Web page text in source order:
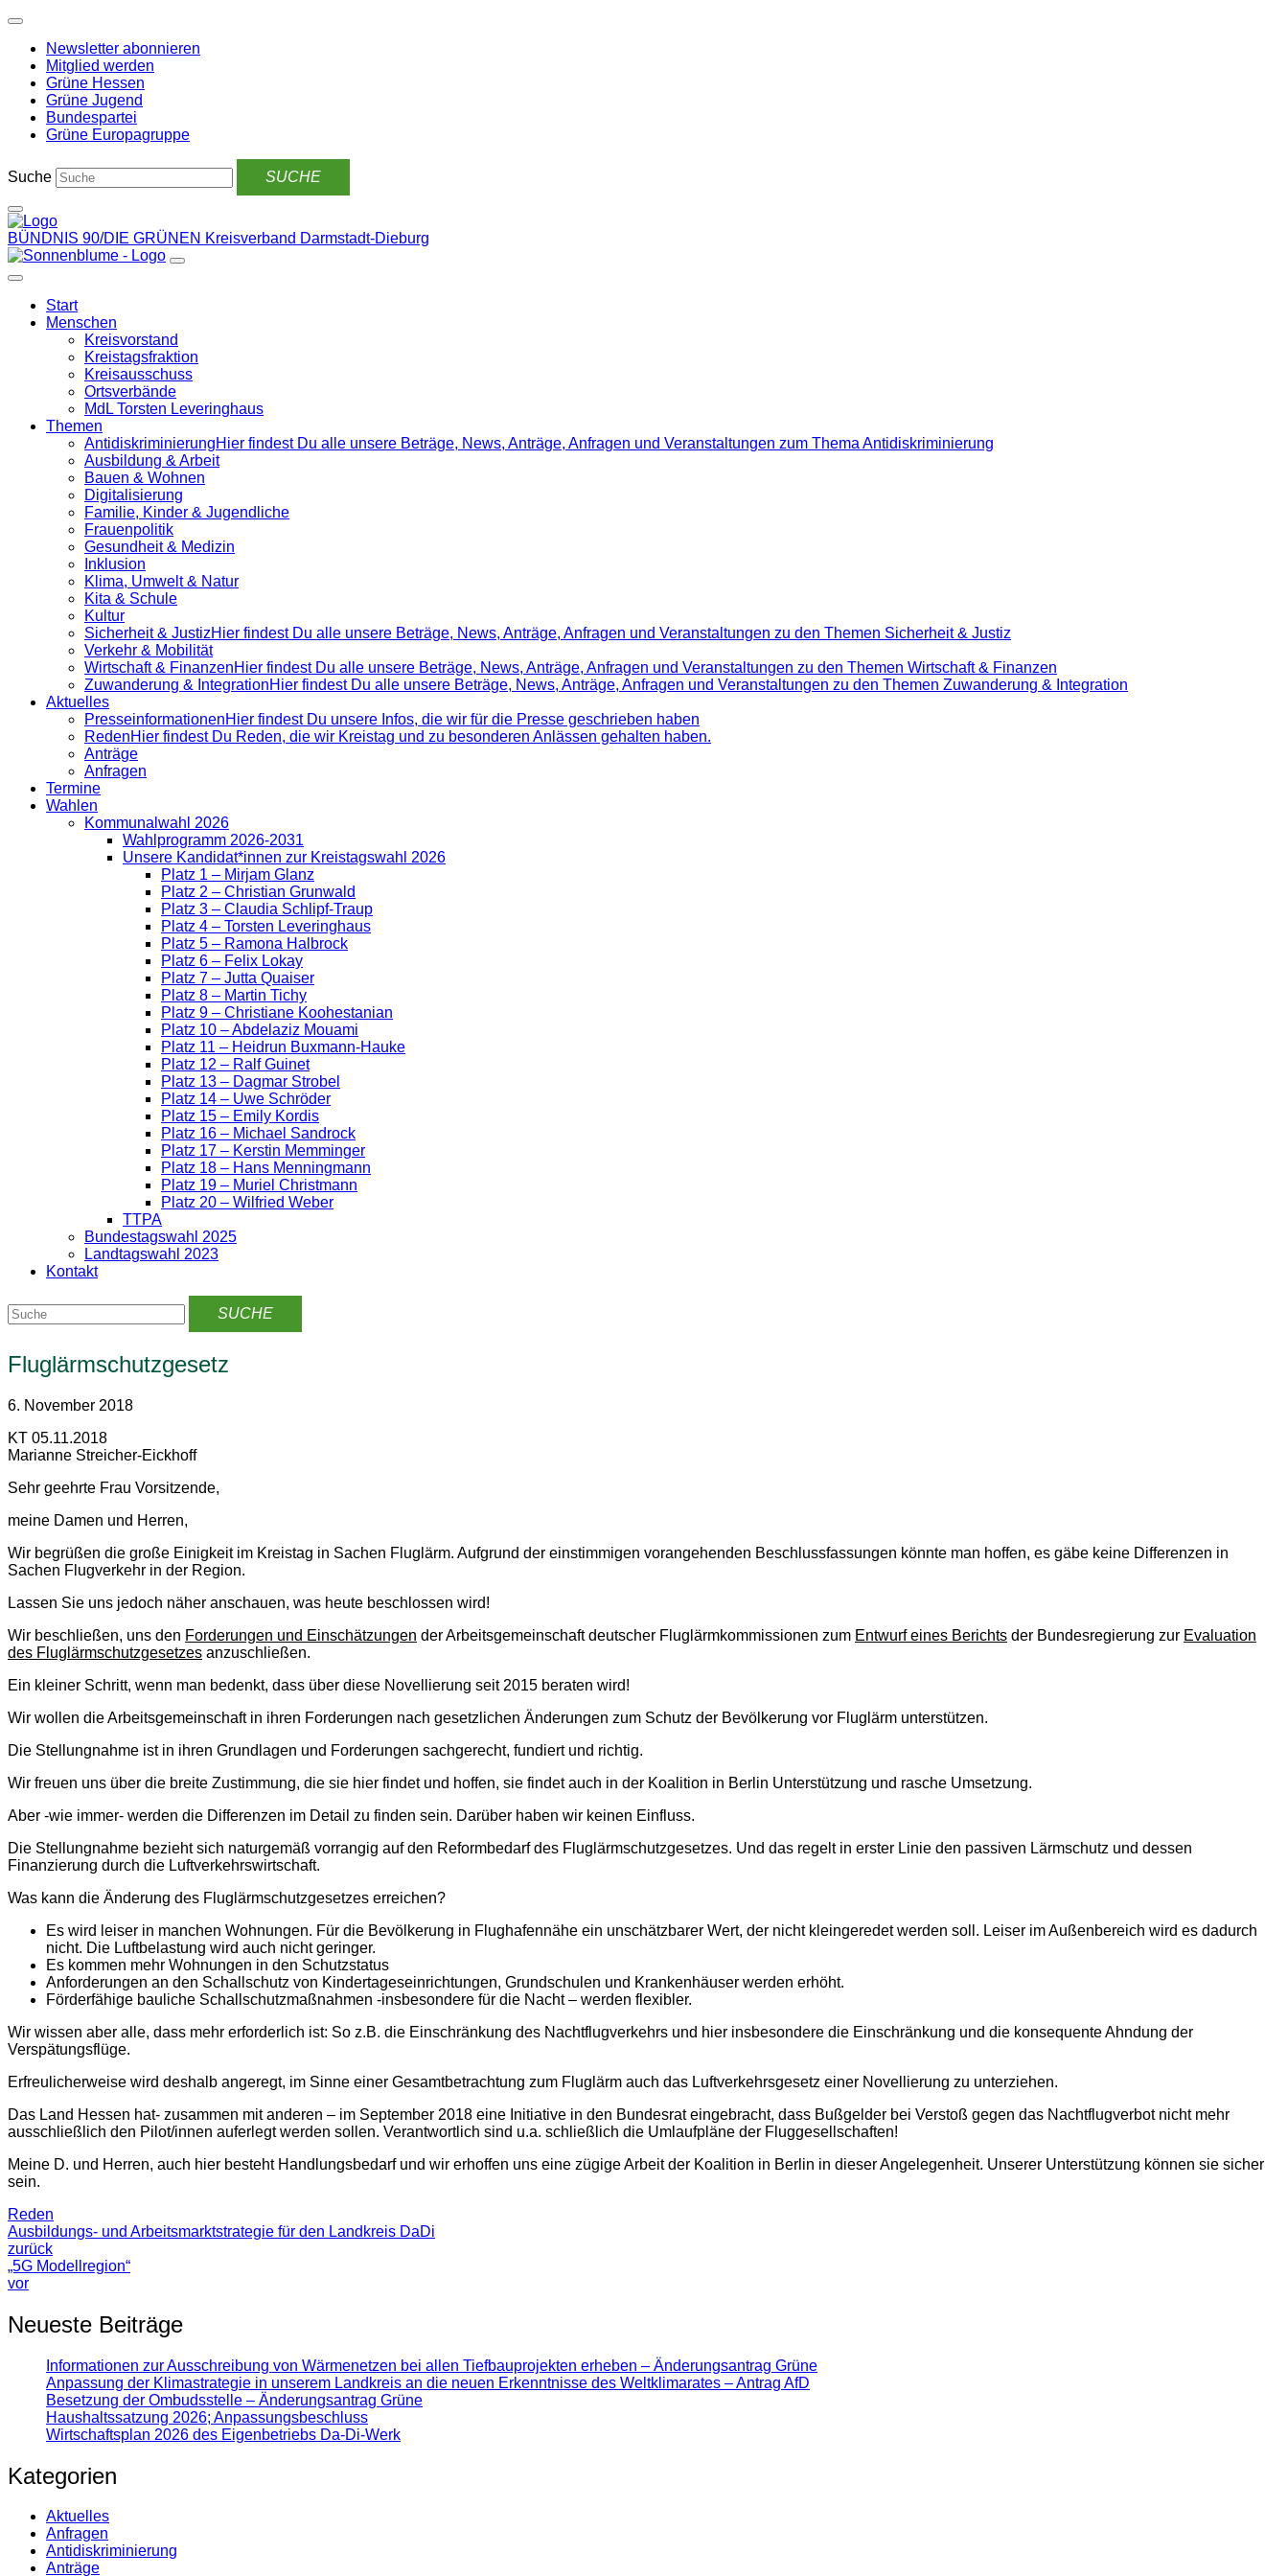
Weiter
Inhalt
Newsletter abonnieren
Mitglied werden
Grüne Hessen
Grüne Jugend
Bundespartei
Grüne Europagruppe
Suche
BÜNDNIS 90/DIE GRÜNEN Kreisverband Darmstadt-Dieburg
Start
Menschen
Kreisvorstand
Kreistagsfraktion
Kreisausschuss
Ortsverbände
MdL Torsten Leveringhaus
Themen
Antidiskrimi­nierungHier findest Du alle unsere Beträge, News, Anträge, Anfragen und Veranstaltungen zum Thema Antidiskriminierung
Ausbildung & Arbeit
Bauen & Wohnen
Digitalisierung
Familie, Kinder & Jugendliche
Frauenpolitik
Gesundheit & Medizin
Inklusion
Klima, Umwelt & Natur
Kita & Schule
Kultur
Sicherheit & JustizHier findest Du alle unsere Beträge, News, Anträge, Anfragen und Veranstaltungen zu den Themen Sicherheit & Justiz
Verkehr & Mobilität
Wirtschaft & FinanzenHier findest Du alle unsere Beträge, News, Anträge, Anfragen und Veranstaltungen zu den Themen Wirtschaft & Finanzen
Zuwanderung & IntegrationHier findest Du alle unsere Beträge, News, Anträge, Anfragen und Veranstaltungen zu den Themen Zuwanderung & Integration
Aktuelles
Presse­informationenHier findest Du unsere Infos, die wir für die Presse geschrieben haben
RedenHier findest Du Reden, die wir Kreistag und zu besonderen Anlässen gehalten haben.
Anträge
Anfragen
Termine
Wahlen
Kommunalwahl 2026
Wahlprogramm 2026-2031
Unsere Kandidat*innen zur Kreistagswahl 2026
Platz 1 – Mirjam Glanz
Platz 2 – Christian Grunwald
Platz 3 – Claudia Schlipf-Traup
Platz 4 – Torsten Leveringhaus
Platz 5 – Ramona Halbrock
Platz 6 – Felix Lokay
Platz 7 – Jutta Quaiser
Platz 8 – Martin Tichy
Platz 9 – Christiane Koohestanian
Platz 10 – Abdelaziz Mouami
Platz 11 – Heidrun Buxmann-Hauke
Platz 12 – Ralf Guinet
Platz 13 – Dagmar Strobel
Platz 14 – Uwe Schröder
Platz 15 – Emily Kordis
Platz 16 – Michael Sandrock
Platz 17 – Kerstin Memminger
Platz 18 – Hans Menningmann
Platz 19 – Muriel Christmann
Platz 20 – Wilfried Weber
TTPA
Bundestagswahl 2025
Landtagswahl 2023
Kontakt
Fluglärmschutzgesetz
6. November 2018
KT 05.11.2018
Marianne Streicher-Eickhoff
Sehr geehrte Frau Vorsitzende,
meine Damen und Herren,
Wir begrüßen die große Einigkeit im Kreistag in Sachen Fluglärm. Aufgrund der einstimmigen vorangehenden Beschlussfassungen könnte man hoffen, es gäbe keine Differenzen in
Sachen Flugverkehr in der Region.
Lassen Sie uns jedoch näher anschauen, was heute beschlossen wird!
Wir beschließen, uns den Forderungen und Einschätzungen der Arbeitsgemeinschaft deutscher Fluglärmkommissionen zum Entwurf eines Berichts der Bundesregierung zur Evaluation
des Fluglärmschutzgesetzes anzuschließen.
Ein kleiner Schritt, wenn man bedenkt, dass über diese Novellierung seit 2015 beraten wird!
Wir wollen die Arbeitsgemeinschaft in ihren Forderungen nach gesetzlichen Änderungen zum Schutz der Bevölkerung vor Fluglärm unterstützen.
Die Stellungnahme ist in ihren Grundlagen und Forderungen sachgerecht, fundiert und richtig.
Wir freuen uns über die breite Zustimmung, die sie hier findet und hoffen, sie findet auch in der Koalition in Berlin Unterstützung und rasche Umsetzung.
Aber -wie immer- werden die Differenzen im Detail zu finden sein. Darüber haben wir keinen Einfluss.
Die Stellungnahme bezieht sich naturgemäß vorrangig auf den Reformbedarf des Fluglärmschutzgesetzes. Und das regelt in erster Linie den passiven Lärmschutz und dessen
Finanzierung durch die Luftverkehrswirtschaft.
Was kann die Änderung des Fluglärmschutzgesetzes erreichen?
Es wird leiser in manchen Wohnungen. Für die Bevölkerung in Flughafennähe ein unschätzbarer Wert, der nicht kleingeredet werden soll. Leiser im Außenbereich wird es dadurch
nicht. Die Luftbelastung wird auch nicht geringer.
Es kommen mehr Wohnungen in den Schutzstatus
Anforderungen an den Schallschutz von Kindertageseinrichtungen, Grundschulen und Krankenhäuser werden erhöht.
Förderfähige bauliche Schallschutzmaßnahmen -insbesondere für die Nacht – werden flexibler.
Wir wissen aber alle, dass mehr erforderlich ist: So z.B. die Einschränkung des Nachtflugverkehrs und hier insbesondere die Einschränkung und die konsequente Ahndung der
Verspätungsflüge.
Erfreulicherweise wird deshalb angeregt, im Sinne einer Gesamtbetrachtung zum Fluglärm auch das Luftverkehrsgesetz einer Novellierung zu unterziehen.
Das Land Hessen hat- zusammen mit anderen – im September 2018 eine Initiative in den Bundesrat eingebracht, dass Bußgelder bei Verstoß gegen das Nachtflugverbot nicht mehr
ausschließlich den Pilot/innen auferlegt werden sollen. Verantwortlich sind u.a. schließlich die Umlaufpläne der Fluggesellschaften!
Meine D. und Herren, auch hier besteht Handlungsbedarf und wir erhoffen uns eine zügige Arbeit der Koalition in Berlin in dieser Angelegenheit. Unserer Unterstützung können sie sicher
sein.
Reden
Ausbildungs- und Arbeitsmarktstrategie für den Landkreis DaDi
zurück
„5G Modellregion“
vor
Neueste Beiträge
Informationen zur Ausschreibung von Wärmenetzen bei allen Tiefbauprojekten erheben – Änderungsantrag Grüne
Anpassung der Klimastrategie in unserem Landkreis an die neuen Erkenntnisse des Weltklimarates – Antrag AfD
Besetzung der Ombudsstelle – Änderungsantrag Grüne
Haushaltssatzung 2026; Anpassungsbeschluss
Wirtschaftsplan 2026 des Eigenbetriebs Da-Di-Werk
Kategorien
Aktuelles
Anfragen
Antidiskrimi­nierung
Anträge